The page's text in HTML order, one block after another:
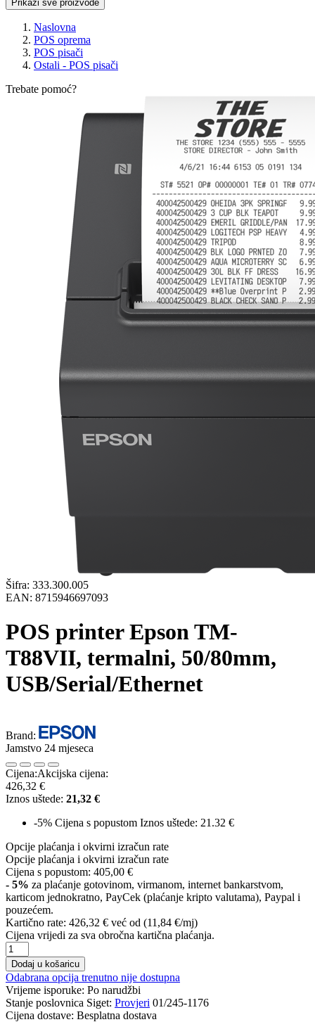
Prikaži sve proizvode
Naslovna
POS oprema
POS pisači
Ostali - POS pisači
Trebate pomoć?
Šifra: 333.300.005
EAN: 8715946697093
POS printer Epson TM-
T88VII, termalni, 50/80mm,
USB/Serial/Ethernet
Brand:
Jamstvo 24 mjeseca
Cijena:Akcijska cijena:
426,32 €
Iznos uštede: 21,32 €
-5% Cijena s popustom Iznos uštede: 21.32 €
Opcije plaćanja i okvirni izračun rate
Opcije plaćanja i okvirni izračun rate
Cijena s popustom: 405,00 €
- 5% za plaćanje gotovinom, virmanom, internet bankarstvom,
karticom jednokratno, PayCek (plaćanje kripto valutama), Paypal i
pouzećem.
Kartično rate: 426,32 € već od (11,84 €/mj)
Cijena vrijedi za sva obročna kartična plaćanja.
Dodaj u košaricu
Odabrana opcija trenutno nije dostupna
Vrijeme isporuke: Po narudžbi
Stanje poslovnica Siget: Provjeri 01/245-1176
Cijena dostave: Besplatna dostava